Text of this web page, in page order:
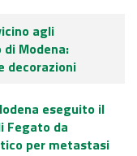
agli
Modena:
decorazioni
eseguito il
Fegato da
per metastasi